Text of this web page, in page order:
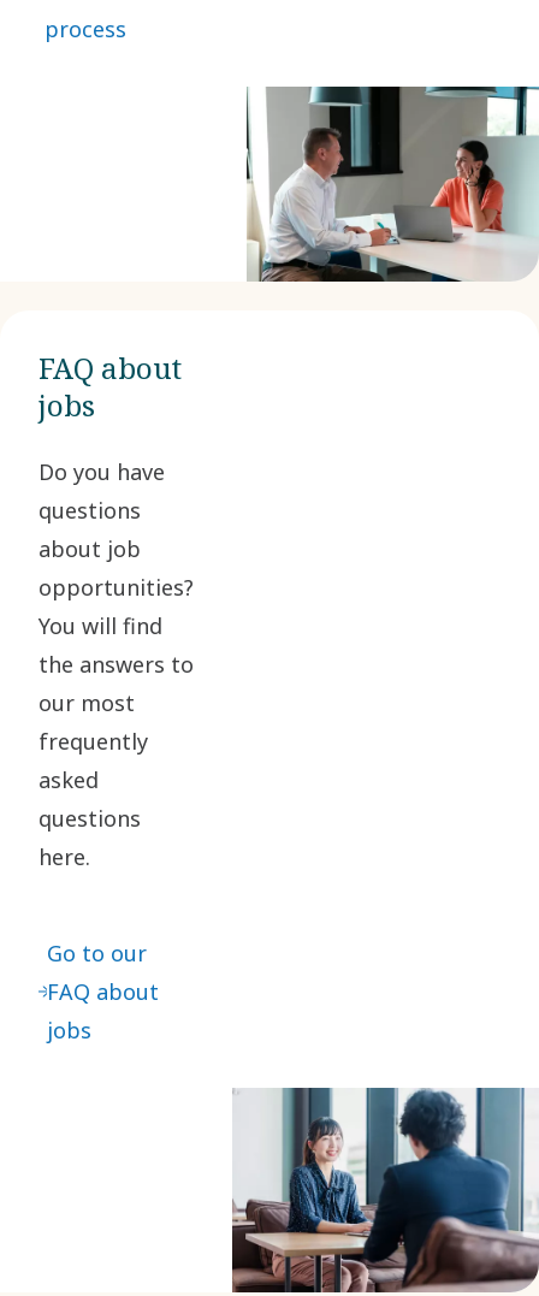
encourage you to explore new ideas that help us move forward.
use what we learn to create solutions that matter. You can make a
meaningful impact by contributing with your insights and taking
ownership of your work, supported by flexible ways of working and
leaders who empower you. Contact information Talent Acquisition:
Anna Karlsson Hiring Manager: Rob Shaw
process
FAQ about
jobs
Do you have
questions
about job
opportunities?
You will find
the answers to
our most
frequently
asked
questions
here.
Go to our
FAQ about
jobs